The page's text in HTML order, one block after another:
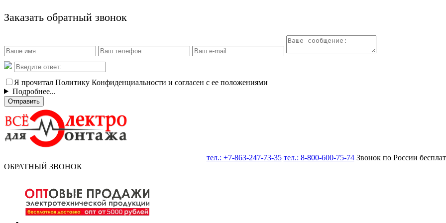
Заказать обратный звонок
Я прочитал Политику Конфиденциальности и согласен с ее положениями
Подробнее...
Отправить
тел.: +7-863-247-73-35 тел.: 8-800-600-75-74Звонок по России
ОБРАТНЫЙ ЗВОНОК